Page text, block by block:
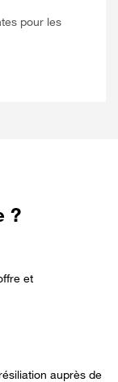
pour les
?
et
auprès de